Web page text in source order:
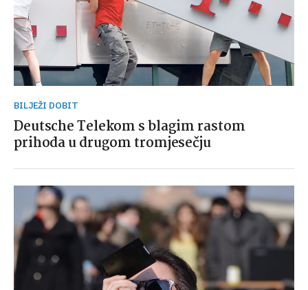
BILJEŽI DOBIT
Deutsche Telekom s blagim rastom
prihoda u drugom tromjesečju